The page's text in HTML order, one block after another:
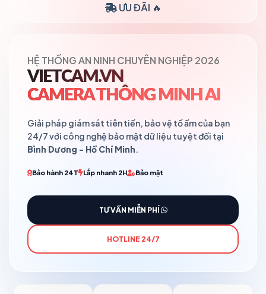
ƯU ĐÃI 🔥
HỆ THỐNG AN NINH CHUYÊN NGHIỆP 2026
VIETCAM.VN
CAMERA THÔNG MINH AI
Giải pháp giám sát tiên tiến, bảo vệ tổ ấm của bạn
24/7 với công nghệ bảo mật dữ liệu tuyệt đối tại
Bình Dương - Hồ Chí Minh.
Bảo hành 24T Lắp nhanh 2H Bảo mật
TƯ VẤN MIỄN PHÍ
HOTLINE 24/7